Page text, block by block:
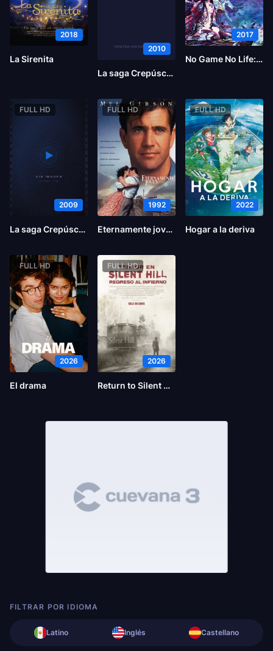
2018
La Sirenita
2010
La saga Crepúsculo: Eclipse
2017
No Game No Life: Zero
FULL HD
2009
La saga Crepúsculo: Luna nueva
FULL HD
1992
Eternamente joven
FULL HD
2022
Hogar a la deriva
FULL HD
2026
El drama
FULL HD
2026
Return to Silent Hill
FILTRAR POR IDIOMA
Latino Inglés Castellano